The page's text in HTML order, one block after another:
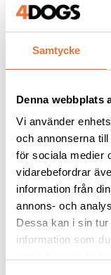
Samtycke
Denna webbplats
Vi använder
och annonserna
för sociala medier
vidarebefordrar
information från
annons- och
Dessa kan i sin
information som